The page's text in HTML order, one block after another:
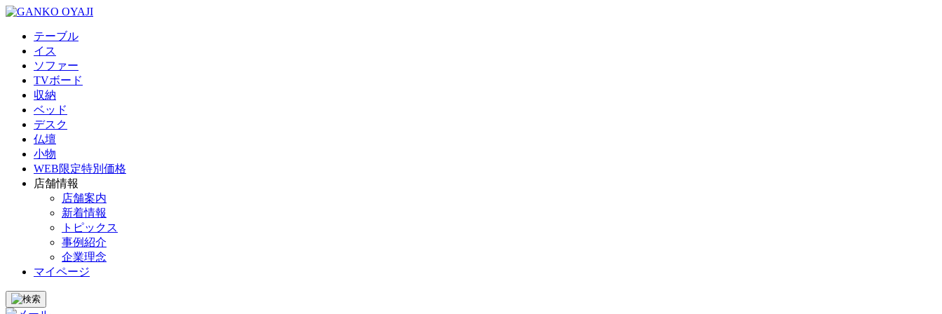
テーブル
イス
ソファー
TVボード
収納
ベッド
デスク
仏壇
小物
WEB限定特別価格
店舗情報
店舗案内
新着情報
トピックス
事例紹介
企業理念
マイページ